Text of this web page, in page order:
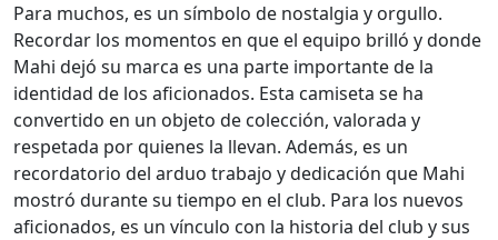
Para muchos, es un símbolo de nostalgia y orgullo.
Recordar los momentos en que el equipo brilló y donde
Mahi dejó su marca es una parte importante de la
identidad de los aficionados. Esta camiseta se ha
convertido en un objeto de colección, valorada y
respetada por quienes la llevan. Además, es un
recordatorio del arduo trabajo y dedicación que Mahi
mostró durante su tiempo en el club. Para los nuevos
aficionados, es un vínculo con la historia del club y sus